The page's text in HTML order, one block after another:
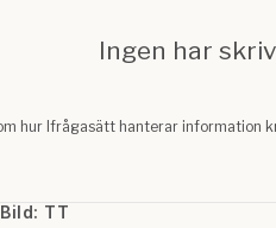
Bild: TT